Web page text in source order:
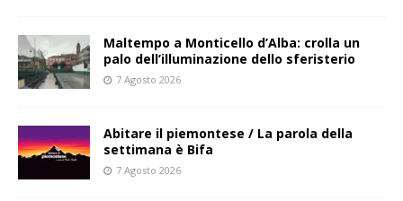
Maltempo a Monticello d’Alba: crolla un
palo dell’illuminazione dello sferisterio
7 Agosto 2026
Abitare il piemontese / La parola della
settimana è Bifa
7 Agosto 2026